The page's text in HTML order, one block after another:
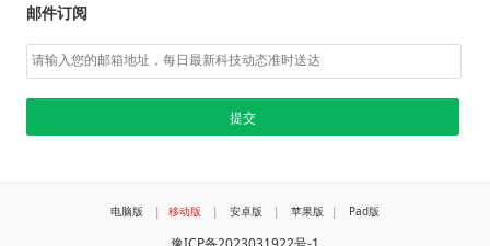
邮件订阅
电脑版 | 移动版 | 安卓版 | 苹果版 | Pad版